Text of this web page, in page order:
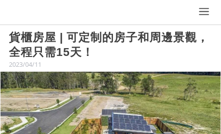
貨櫃房屋 | 可定制的房子和周邊景觀，
全程只需15天！
2023/04/11